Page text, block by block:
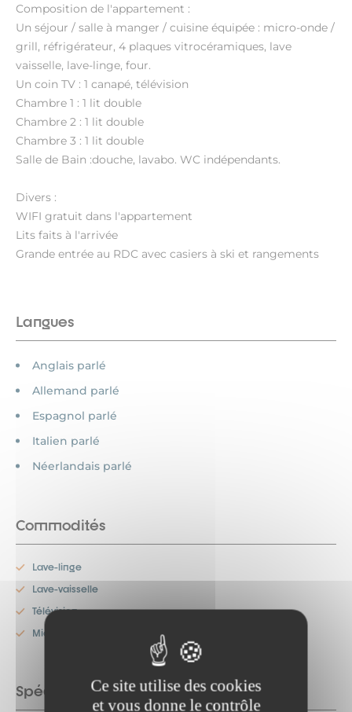
Ce site utilise des cookies
et vous donne le contrôle
Composition de l'appartement :
Un séjour / salle à manger / cuisine équipée : micro-onde /
grill, réfrigérateur, 4 plaques vitrocéramiques, lave
vaisselle, lave-linge, four.
Un coin TV : 1 canapé, télévision
Chambre 1 : 1 lit double
Chambre 2 : 1 lit double
Chambre 3 : 1 lit double
Salle de Bain :douche, lavabo. WC indépendants.
Divers :
WIFI gratuit dans l'appartement
Lits faits à l'arrivée
Grande entrée au RDC avec casiers à ski et rangements
Langues
Anglais parlé
Allemand parlé
Espagnol parlé
Italien parlé
Néerlandais parlé
Commodités
Lave-linge
Lave-vaisselle
Télévision
Micro-onde
Spécificités